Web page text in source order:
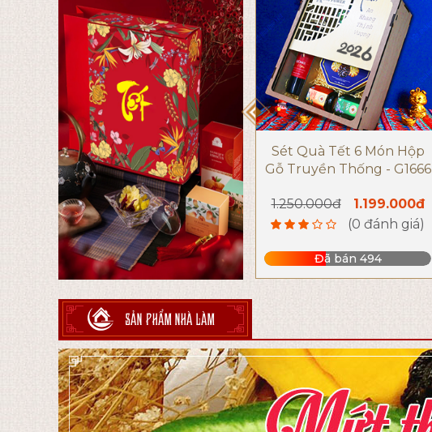
Sét Quà Tết 6 Món Hộp
Gỗ Truyền Thống - G1666
1.250.000đ
1.199.000đ
(0 đánh giá)
Đã bán 494
SẢN PHẨM NHÀ LÀM